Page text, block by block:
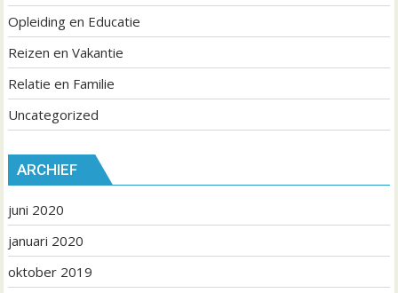
Opleiding en Educatie
Reizen en Vakantie
Relatie en Familie
Uncategorized
ARCHIEF
juni 2020
januari 2020
oktober 2019